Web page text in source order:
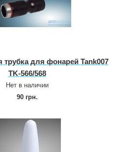
трубка для фонарей Tank007
TK‑566/568
Нет в наличии
90 грн.